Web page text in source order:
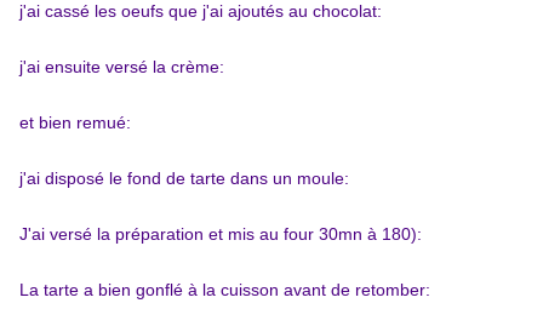
j'ai cassé les oeufs que j'ai ajoutés au chocolat:
j'ai ensuite versé la crème:
et bien remué:
j'ai disposé le fond de tarte dans un moule:
J'ai versé la préparation et mis au four 30mn à 180):
La tarte a bien gonflé à la cuisson avant de retomber: